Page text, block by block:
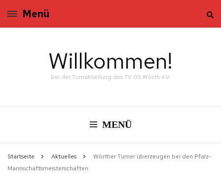
Menü
Willkommen!
bei der Turnabteilung des TV 03 Wörth e.V.
MENÜ
Startseite Aktuelles
Wörther Turner überzeugen bei den Pfalz-
Mannschaftsmeisterschaften